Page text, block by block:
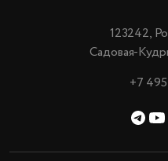
123242,
Садовая-
+7